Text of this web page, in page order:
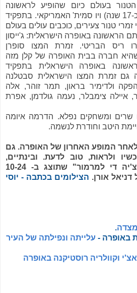
בעולם כיום שהופיע לראשונה
באופרה הישראלית לפני כ-17 שנה) ויו סמית' האמריקאי. בתפקיד
זמרי טנור צעירים, כוכבים עולים בעולם
הראשונה באופרה הישראלית: ג'ייסון
ריס הבריטי. זמרת המצו סופרן
חברה בבית האופרה של קלן מזה
באופרה הישראלית בתפקיד
גם זמרת המצו הישראלית סבטלנה
ולדימיר בראון, תמר זוהר, אלה
איילה צימבלר, נעמה גולדמן, אפרת
שרים ומשחקים נפלא. הדרמה איומה
היטב וחודרת לנשמה.
המופע האחרון של האופרה. גם
ולראות, טוב לדעת. ובינתיים,
מתכוננים לאופרה "לוצ'יה די למרמור" שתוצג ב- 10-24
הצילומים בכתבה - יוסי
.
באופרה - עלייתה ונפילתה של העיר
וקוולריה רוסטיקנה באופרה